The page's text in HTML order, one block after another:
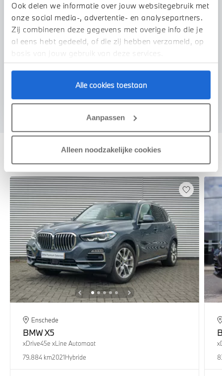
Ook delen we informatie over jouw websitegebruik met
onze social media-, advertentie- en analysepartners.
Zij combineren deze gegevens met overige info die je
al eens hebt gedeeld, of die zij hebben verzameld, op
basis van jouw gebruik van deze services.
Alle cookies toestaan
Aanpassen
Alleen noodzakelijke cookies
Deze zijn vergelijkbaar
Enschede
BMWX5
xDrive45e xLine Automaat
79.884 km2021Hybride